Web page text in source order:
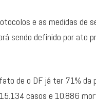
e as medidas de
sendo definido por ato
de o DF já ter 71%
casos e 10.886